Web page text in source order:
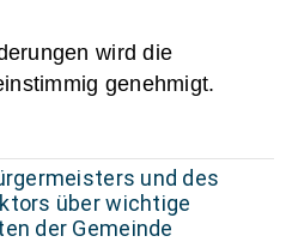
wird die
genehmigt.
und des
über wichtige
der Gemeinde